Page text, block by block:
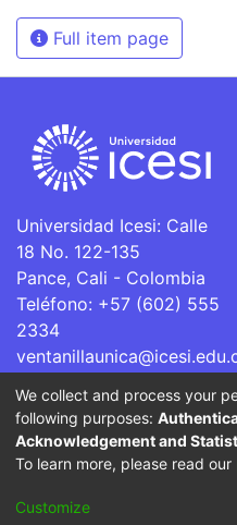
Full item page
Universidad Icesi: Calle
18 No. 122-135
Pance, Cali - Colombia
Teléfono: +57 (602) 555
2334
La Universidad Icesi es
Superior que se encuentra
por parte del
Cookie
We collect and process your
following purposes:
Acknowledgement and
To learn more, please read our
Customize